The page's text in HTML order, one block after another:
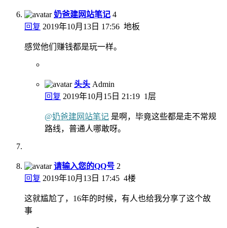
奶爸建网站笔记 4
回复 2019年10月13日 17:56 地板
感觉他们赚钱都是玩一样。
头头 Admin
回复 2019年10月15日 21:19 1层
@奶爸建网站笔记 是啊，毕竟这些都是走不常规
路线，普通人哪敢呀。
请输入您的QQ号 2
回复 2019年10月13日 17:45 4楼
这就尴尬了，16年的时候，有人也给我分享了这个故
事